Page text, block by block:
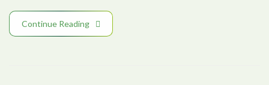
Continue Reading